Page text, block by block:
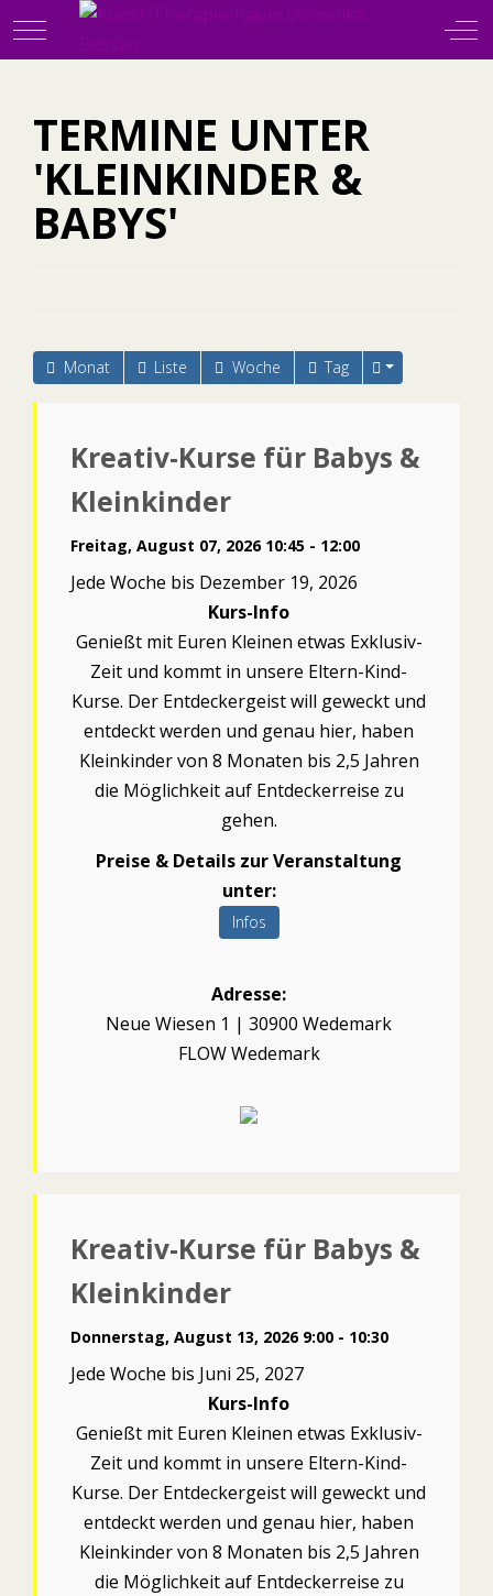
Mobile Menu Toggle
TERMINE UNTER
'KLEINKINDER &
BABYS'
Monat Liste Woche Tag
Kreativ-Kurse für Babys &
Kleinkinder
Freitag, August 07, 2026 10:45 - 12:00
Jede Woche bis Dezember 19, 2026
Kurs-Info
Genießt mit Euren Kleinen etwas Exklusiv-
Zeit und kommt in unsere Eltern-Kind-
Kurse. Der Entdeckergeist will geweckt und
entdeckt werden und genau hier, haben
Kleinkinder von 8 Monaten bis 2,5 Jahren
die Möglichkeit auf Entdeckerreise zu
gehen.
Preise & Details zur Veranstaltung
unter:
Infos
Adresse:
Neue Wiesen 1 | 30900 Wedemark
FLOW Wedemark
Kreativ-Kurse für Babys &
Kleinkinder
Donnerstag, August 13, 2026 9:00 - 10:30
Jede Woche bis Juni 25, 2027
Kurs-Info
Genießt mit Euren Kleinen etwas Exklusiv-
Zeit und kommt in unsere Eltern-Kind-
Kurse. Der Entdeckergeist will geweckt und
entdeckt werden und genau hier, haben
Kleinkinder von 8 Monaten bis 2,5 Jahren
die Möglichkeit auf Entdeckerreise zu